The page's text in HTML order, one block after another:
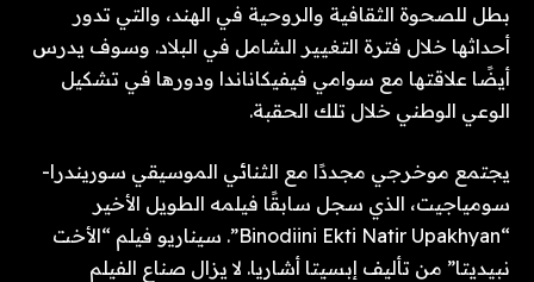
بطل للصحوة الثقافية والروحية في الهند، والتي تدور
أحداثها خلال فترة التغيير الشامل في البلاد. وسوف يدرس
أيضًا علاقتها مع سوامي فيفيكاناندا ودورها في تشكيل
الوعي الوطني خلال تلك الحقبة.
يجتمع موخرجي مجددًا مع الثنائي الموسيقي سوريندرا-
سومياجيت، الذي سجل سابقًا فيلمه الطويل الأخير
“Binodiini Ekti Natir Upakhyan”. سيناريو فيلم “الأخت
نبيديتا” من تأليف إبسيتا أشاريا. لا يزال صناع الفيلم